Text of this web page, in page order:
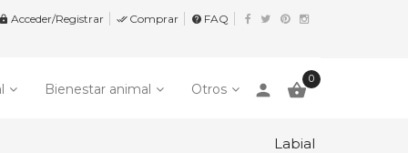
 Acceder/Registrar  Comprar help FAQ
Bienestar animal Otros person 
0
Labial